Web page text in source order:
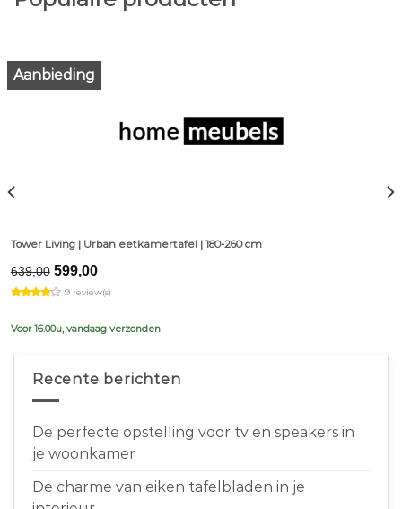
Aanbieding
Tower Living | Urban eetkamertafel | 180-260 cm
639,00 Original
price
was:
599,00Current
is:
9 review(s)
Voor 16.00u, vandaag verzonden
Recente berichten
De perfecte opstelling voor tv en speakers in
je woonkamer
De charme van eiken tafelbladen in je